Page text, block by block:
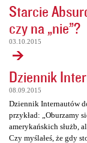
Starcie
czy na „nie”?
03.10.2015
Dziennik
08.09.2015
Dziennik Internautów
przykład: „Oburzamy
amerykańskich służb,
Czy myślałeś, że gdy